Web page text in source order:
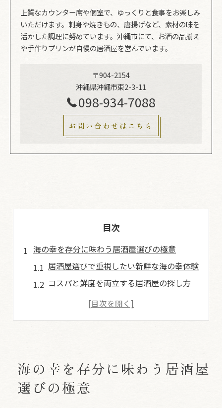
上質なカウンター席や個室で、ゆっくりと食事をお楽しみ
いただけます。刺身や焼きもの、唐揚げなど、素材の味を
活かした調理に努めています。沖縄市にて、お酒の品揃え
や手作りプリンが自慢の居酒屋を営んでいます。
〒904-2154
沖縄県沖縄市東2-3-11
098-934-7088
お問い合わせはこちら
目次
海の幸を存分に味わう居酒屋選びの極意
居酒屋選びで重視したい新鮮な海の幸体験
コスパと鮮度を両立する居酒屋の探し方
居酒屋の海の幸は口コミ情報も要チェック
居酒屋ならではの刺身の鮮度と選び方
刺身盛りが人気の居酒屋で味わう贅沢
海の幸を存分に味わう居酒屋
選びの極意